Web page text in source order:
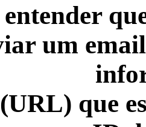
entender
um
que